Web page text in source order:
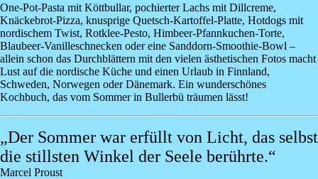
One-Pot-Pasta mit Köttbullar, pochierter Lachs mit Dillcreme,
Knäckebrot-Pizza, knusprige Quetsch-Kartoffel-Platte, Hotdogs mit
nordischem Twist, Rotklee-Pesto, Himbeer-Pfannkuchen-Torte,
Blaubeer-Vanilleschnecken oder eine Sanddorn-Smoothie-Bowl –
allein schon das Durchblättern mit den vielen ästhetischen Fotos macht
Lust auf die nordische Küche und einen Urlaub in Finnland,
Schweden, Norwegen oder Dänemark. Ein wunderschönes
Kochbuch, das vom Sommer in Bullerbü träumen lässt!
„Der Sommer war erfüllt von Licht, das selbst
die stillsten Winkel der Seele berührte.“
Marcel Proust